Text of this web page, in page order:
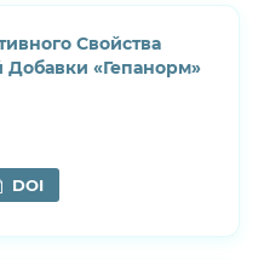
Свойства
Добавки «Гепанорм»
DOI